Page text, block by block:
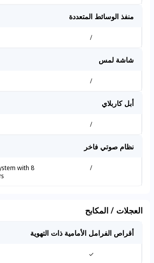
منفذ الوسائط المتعددة
/
شاشة لمس
/
أبل كاربلاي
/
نظام صوتي فاخر
/
with 8
العجلات / المكابح
أقراص الفرامل الأمامية ذات التهوية
✓